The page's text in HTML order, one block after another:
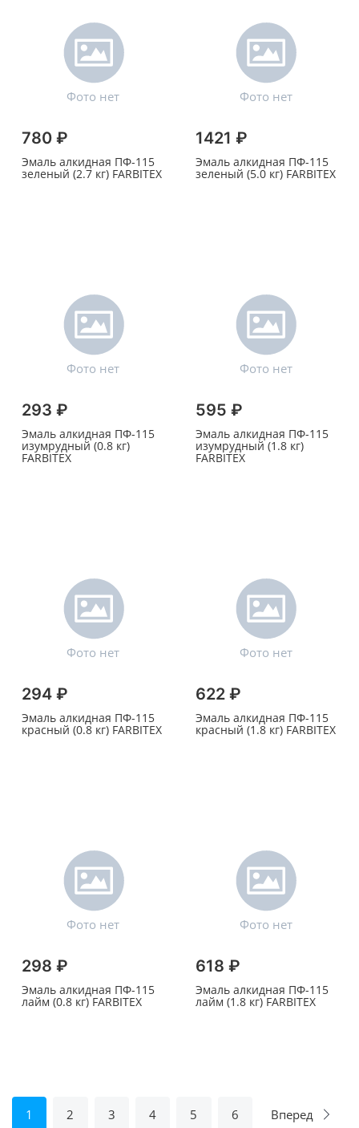
780 ₽
Эмаль алкидная ПФ-115
зеленый (2.7 кг) FARBITEX
1421 ₽
Эмаль алкидная ПФ-115
зеленый (5.0 кг) FARBITEX
293 ₽
Эмаль алкидная ПФ-115
изумрудный (0.8 кг)
FARBITEX
595 ₽
Эмаль алкидная ПФ-115
изумрудный (1.8 кг)
FARBITEX
294 ₽
Эмаль алкидная ПФ-115
красный (0.8 кг) FARBITEX
622 ₽
Эмаль алкидная ПФ-115
красный (1.8 кг) FARBITEX
298 ₽
Эмаль алкидная ПФ-115
лайм (0.8 кг) FARBITEX
618 ₽
Эмаль алкидная ПФ-115
лайм (1.8 кг) FARBITEX
1 2 3 4 5 6 Вперед